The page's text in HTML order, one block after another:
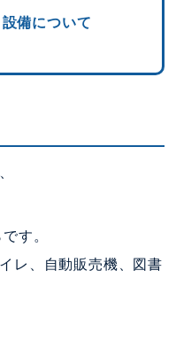
設備について
す。
レ、自動販売機、図書